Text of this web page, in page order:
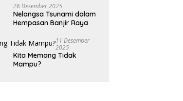
26 Desember 2025
Nelangsa Tsunami dalam
Hempasan Banjir Raya
11 Desember
2025
Kita Memang Tidak
Mampu?